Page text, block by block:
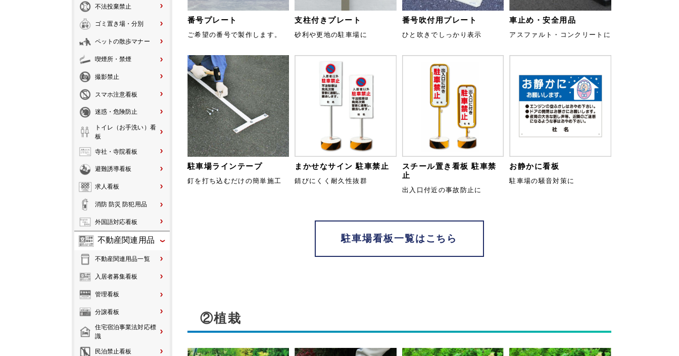
不法投棄禁止
ゴミ置き場・分別
ペットの散歩マナー
喫煙所・禁煙
撮影禁止
スマホ注意看板
迷惑・危険防止
トイレ（お手洗い）看
板
寺社・寺院看板
避難誘導看板
求人看板
消防 防災 防犯用品
外国語対応看板
不動産関連用品
不動産関連用品一覧
入居者募集看板
管理看板
分譲看板
住宅宿泊事業法対応標
識
民泊禁止看板
番号プレート
ご希望の番号で製作します。
支柱付きプレート
砂利や更地の駐車場に
番号吹付用プレート
ひと吹きでしっかり表示
車止め・安全用品
アスファルト・コンクリートに
駐車場ラインテープ
釘を打ち込むだけの簡単施工
まかせなサイン 駐車禁止
錆びにくく耐久性抜群
スチール置き看板 駐車禁
止
出入口付近の事故防止に
お静かに看板
駐車場の騒音対策に
駐車場看板一覧はこちら
②植栽